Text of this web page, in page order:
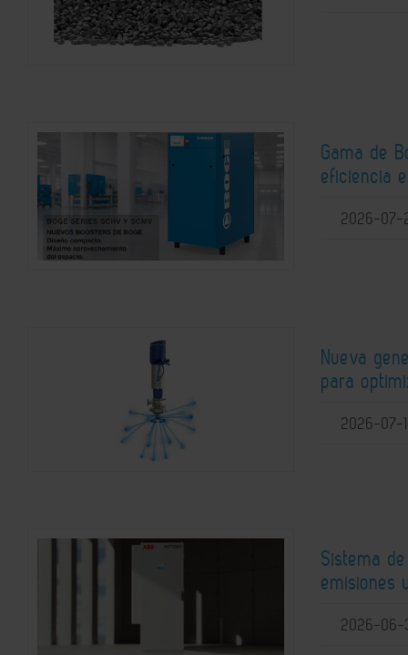
Gama de
eficiencia
2026-07-
Nueva
para
2026-07-
Sistema
emisiones
2026-06-